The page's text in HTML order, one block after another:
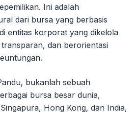
Ini adalah
dari bursa yang berbasis
entitas korporat yang dikelola
dan berorientasi
bukanlah sebuah
bursa besar dunia,
Hong Kong, dan India,